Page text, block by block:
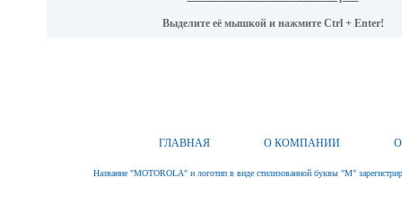
Выделите её мышкой и нажмите Ctrl + Enter!
ГЛАВНАЯ О КОМПАНИИ
Название "MOTOROLA" и логотип в виде стилизованной буквы "M"